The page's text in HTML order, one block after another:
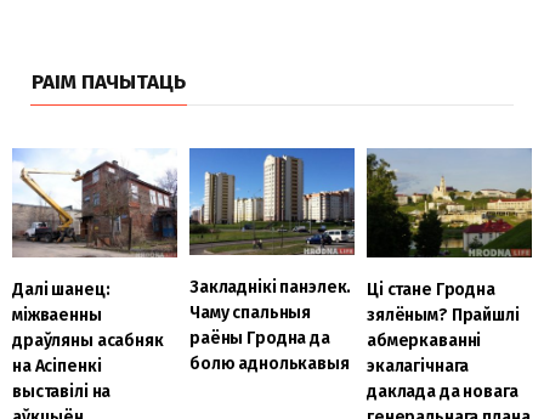
РАІМ ПАЧЫТАЦЬ
Далі шанец:
міжваенны
драўляны асабняк
на Асіпенкі
выставілі на
Закладнікі панэлек.
Чаму спальныя
раёны Гродна да
болю аднолькавыя
Ці стане Гродна
зялёным? Прайшлі
абмеркаванні
экалагічнага
даклада да новага